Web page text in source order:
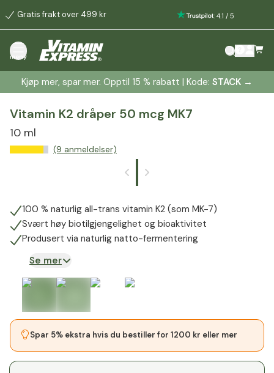
Gratis frakt over 499 kr : 4.1 / 5
meny
Kjøp mer, spar mer. Opptil 15 % rabatt | Kode: STACK →
Vitamin K2 dråper 50 mcg MK7
10 ml
(9 anmeldelser)
100 % naturlig all-trans vitamin K2 (som MK-7)
Svært høy biotilgjengelighet og bioaktivitet
Produsert via naturlig natto-fermentering
Se mer
Spar 5% ekstra hvis du bestiller for 1200 kr eller mer